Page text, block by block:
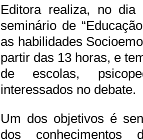
Editora realiza, no
seminário de
as habilidades
partir das 13 horas, e
de escolas,
interessados no debate.
Um dos objetivos é
dos